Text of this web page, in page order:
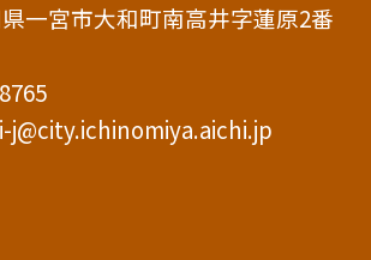
一宮市大和町南高井字蓮原2番
j@city.ichinomiya.aichi.jp